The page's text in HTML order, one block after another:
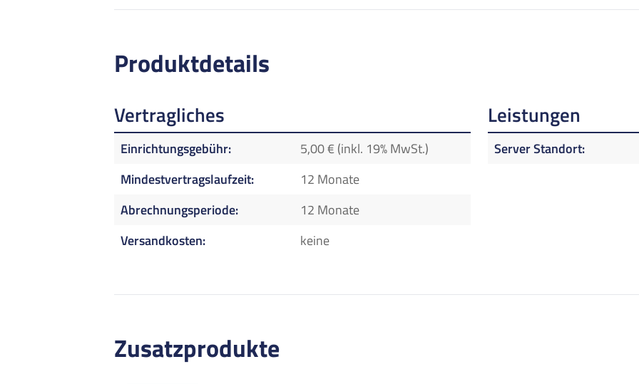
Produktdetails
Vertragliches
Einrichtungsgebühr
5,00 € (inkl. 19% MwSt.)
Mindestvertragslaufzeit
12 Monate
Abrechnungsperiode
12 Monate
Versandkosten
keine
Leistungen
Server Standort
Zusatzprodukte